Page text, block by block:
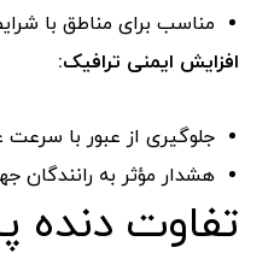
مناسب برای مناطق با
افزایش ایمنی ترافیک:
جلوگیری از عبور با سرعت
هشدار مؤثر به رانندگان
تفاوت دنده